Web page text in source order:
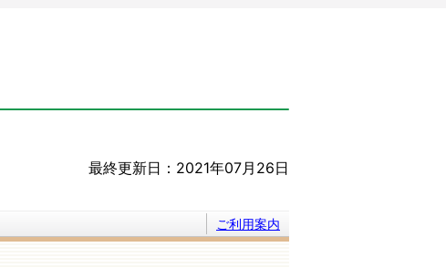
最終更新日：2021年07月26日
ご利用案内